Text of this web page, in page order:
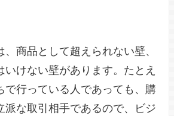
商品として超えられない壁、
いけない壁があります。たとえ
で行っている人であっても、購
派な取引相手であるので、ビジ